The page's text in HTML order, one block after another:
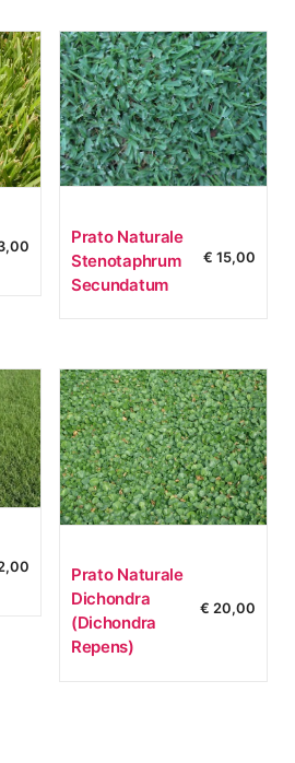
Prato Naturale
Stenotaphrum
Secundatum
€ 15,00
Prato Naturale
Dichondra
(dichondra
Repens)
€ 20,00